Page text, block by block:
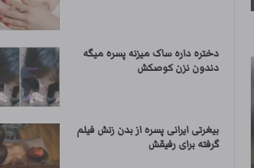
دختره داره ساک میزنه پسره میگه
دندون نزن کوصکش
بیغرتی ایرانی پسره از بدن زنش فیلم
گرفته برای رفیقش